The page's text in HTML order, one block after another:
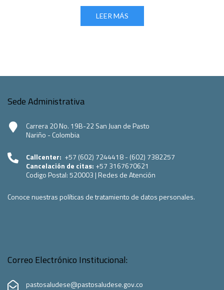
LEER MÁS
Sede Administrativa
Carrera 20 No. 19B-22 San Juan de Pasto
Nariño - Colombia
Callcenter: +57 (602) 7244418 - (602) 7382257
Cancelación de citas: +57 3167670621
Codigo Postal:520003 | Redes de Atención
Conoce nuestras políticas de tratamiento de datos personales.
Correo Electrónico Institucional:
pastosaludese@pastosaludese.gov.co